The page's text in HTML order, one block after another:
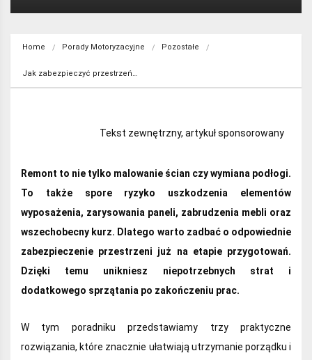
Home Porady Motoryzacyjne Pozostałe
Jak zabezpieczyć przestrzeń…
Tekst zewnętrzny, artykuł sponsorowany
Remont to nie tylko malowanie ścian czy wymiana podłogi.
To także spore ryzyko uszkodzenia elementów
wyposażenia, zarysowania paneli, zabrudzenia mebli oraz
wszechobecny kurz. Dlatego warto zadbać o odpowiednie
zabezpieczenie przestrzeni już na etapie przygotowań.
Dzięki temu unikniesz niepotrzebnych strat i
dodatkowego sprzątania po zakończeniu prac.
W tym poradniku przedstawiamy trzy praktyczne
rozwiązania, które znacznie ułatwiają utrzymanie porządku i